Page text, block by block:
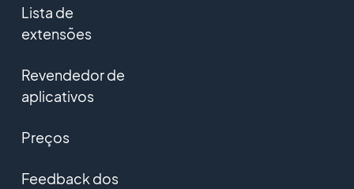
Lista de
extensões
Revendedor de
aplicativos
Preços
Feedback dos